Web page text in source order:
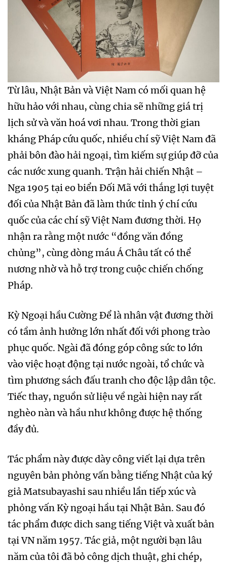
Từ lâu, Nhật Bản và Việt Nam có mối quan hệ
hữu hảo với nhau, cùng chia sẽ những giá trị
lịch sử và văn hoá vơi nhau. Trong thời gian
kháng Pháp cứu quốc, nhiều chí sỹ Việt Nam đã
phải bôn đào hải ngoại, tìm kiếm sự giúp đỡ của
các nước xung quanh. Trận hải chiến Nhật –
Nga 1905 tại eo biển Đối Mã với thắng lợi tuyệt
đối của Nhật Bản đã làm thức tỉnh ý chí cứu
quốc của các chí sỹ Việt Nam đương thời. Họ
nhận ra rằng một nước “đồng văn đồng
chủng”, cùng dòng máu Á Châu tất có thể
nương nhờ và hỗ trợ trong cuộc chiến chống
Pháp.
Kỳ Ngoại hầu Cường Để là nhân vật đương thời
có tầm ảnh hưởng lớn nhất đối với phong trào
phục quốc. Ngài đã đóng góp công sức to lớn
vào việc hoạt động tại nước ngoài, tổ chức và
tìm phương sách đấu tranh cho độc lập dân tộc.
Tiếc thay, nguồn sử liệu về ngài hiện nay rất
nghèo nàn và hầu như không được hệ thống
đầy đủ.
Tác phẩm này được dày công viết lại dựa trên
nguyên bản phỏng vấn bằng tiếng Nhật của ký
giả Matsubayashi sau nhiều lần tiếp xúc và
phỏng vấn Kỳ ngoại hầu tại Nhật Bản. Sau đó
tác phẩm được dich sang tiếng Việt và xuất bản
tại VN năm 1957. Tác giả, một người bạn lâu
năm của tôi đã bỏ công dịch thuật, ghi chép,